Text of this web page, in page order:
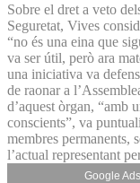
Sobre el dret a veto
Seguretat, Vives
“no és una eina que
va ser útil, però ara
una iniciativa va
de raonar a
d’aquest òrgan, “amb
conscients”, va
membres permanents,
l’actual representant
Google